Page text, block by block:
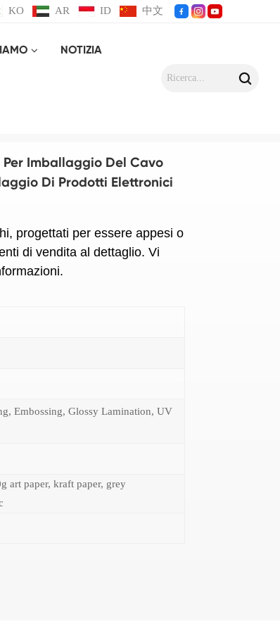
KO AR ID 中文
NOTIZIA
Imballaggio Del Cavo
Di Prodotti Elettronici
progettati per essere appesi o
di vendita al dettaglio. Vi
Embossing, Glossy Lamination, UV
art paper, kraft paper, grey